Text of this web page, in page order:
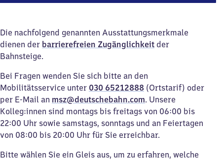
Die nachfolgend genannten Ausstattungsmerkmale
dienen der barrierefreien Zugänglichkeit der
Bahnsteige.
Bei Fragen wenden Sie sich bitte an den
Mobilitätsservice unter 030 65212888 (Ortstarif) oder
per E-Mail an msz@deutschebahn.com. Unsere
Kolleg:innen sind montags bis freitags von 06:00 bis
22:00 Uhr sowie samstags, sonntags und an Feiertagen
von 08:00 bis 20:00 Uhr für Sie erreichbar.
Bitte wählen Sie ein Gleis aus, um zu erfahren, welche